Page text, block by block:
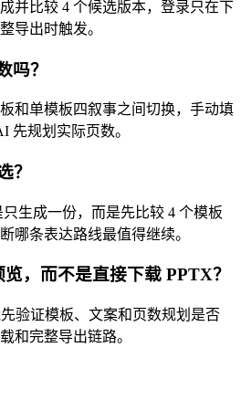
并比较 4 个候选版本，登录只在下
导出时触发。
吗？
和单模板四叙事之间切换，手动填
先规划实际页数。
？
生成一份，而是先比较 4 个模板
哪条表达路线最值得继续。
，而不是直接下载 PPTX？
验证模板、文案和页数规划是否
和完整导出链路。